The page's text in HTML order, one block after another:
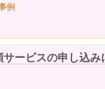
例
ービスの申し込み